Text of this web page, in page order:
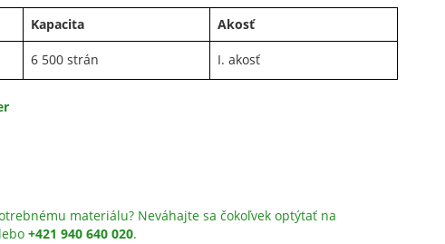
Kapacita Akosť
6 500 strán I. akosť
materiálu? Neváhajte sa čokoľvek optýtať na
+421 940 640 020.